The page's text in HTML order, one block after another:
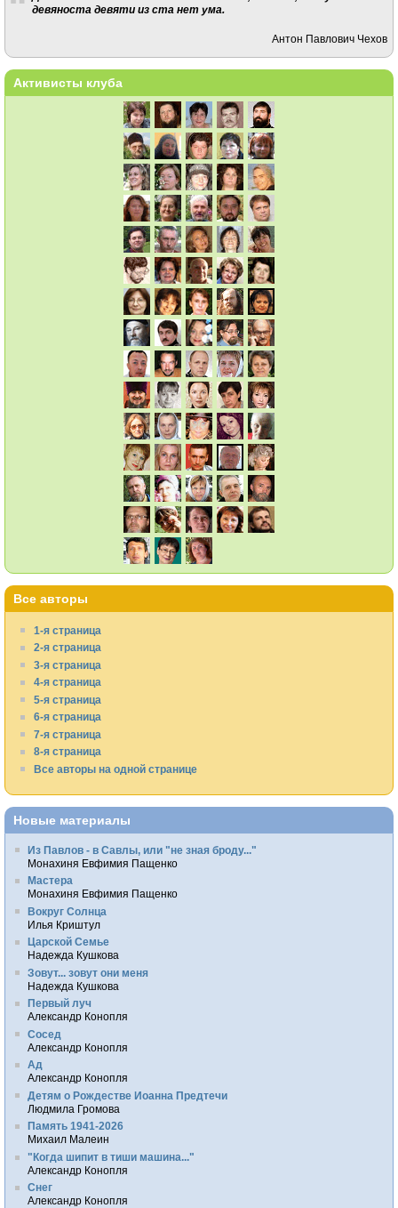
девяноста девяти из ста нет ума.
Антон Павлович Чехов
Активисты клуба
Все авторы
1-я страница
2-я страница
3-я страница
4-я страница
5-я страница
6-я страница
7-я страница
8-я страница
Все авторы на одной странице
Новые материалы
Из Павлов - в Савлы, или "не зная броду..."
Монахиня Евфимия Пащенко
Мастера
Монахиня Евфимия Пащенко
Вокруг Солнца
Илья Криштул
Царской Семье
Надежда Кушкова
Зовут... зовут они меня
Надежда Кушкова
Первый луч
Александр Конопля
Сосед
Александр Конопля
Ад
Александр Конопля
Детям о Рождестве Иоанна Предтечи
Людмила Громова
Память 1941-2026
Михаил Малеин
"Когда шипит в тиши машина..."
Александр Конопля
Снег
Александр Конопля